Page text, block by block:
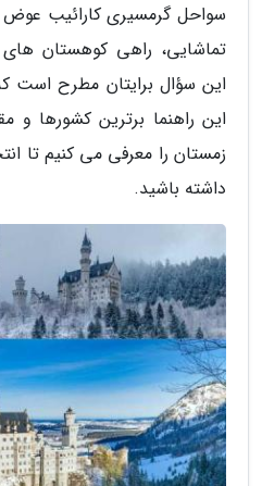
سواحل گرمسیری کارائیب عوض
تماشایی، راهی کوهستان
این سؤال برایتان مطرح است
این راهنما برترین کشورها
زمستان را معرفی می کنیم تا
داشته باشید.